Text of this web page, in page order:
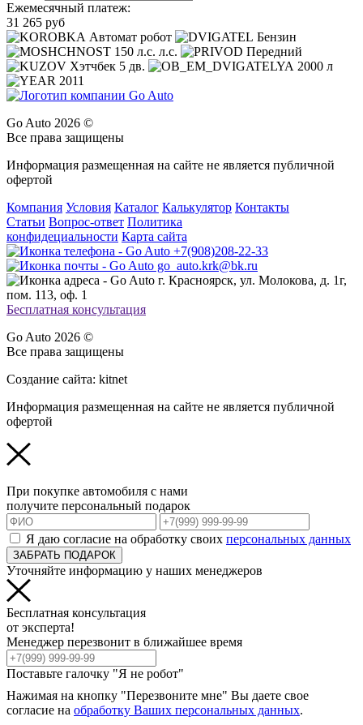
Ежемесячный платеж:
31 265 руб
Автомат робот
Бензин
150 л.с. л.с.
Передний
Хэтчбек 5 дв.
2000 л
2011
Go Auto 2026 ©
Все права защищены
Информация размещенная на сайте не является публичной
офертой
Компания Условия Каталог Калькулятор Контакты
Статьи Вопрос-ответ Политика
конфидециальности Карта сайта
+7(908)208-22-33
go_auto.krk@bk.ru
г. Красноярск, ул. Молокова, д. 1г,
пом. 113, оф. 1
Бесплатная консультация
Go Auto 2026 ©
Все права защищены
Создание сайта: kitnet
Информация размещенная на сайте не является публичной
офертой
При покупке автомобиля с нами
получите персональный подарок
Я даю согласие на обработку своих персональных данных
ЗАБРАТЬ ПОДАРОК
Уточняйте информацию у наших менеджеров
Бесплатная консультация
от эксперта!
Менеджер перезвонит в ближайшее время
Поставьте галочку "Я не робот"
Нажимая на кнопку "Перезвоните мне" Вы даете свое
согласие на обработку Ваших персональных данных.